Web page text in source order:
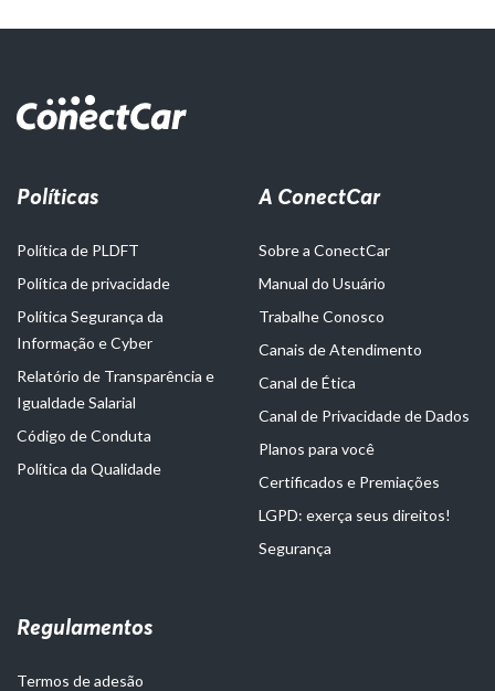
Políticas
Política de PLDFT
Política de privacidade
Política Segurança da
Informação e Cyber
Relatório de Transparência e
Igualdade Salarial
Código de Conduta
Política da Qualidade
A ConectCar
Sobre a ConectCar
Manual do Usuário
Trabalhe Conosco
Canais de Atendimento
Canal de Ética
Canal de Privacidade de Dados
Planos para você
Certificados e Premiações
LGPD: exerça seus direitos!
Segurança
Regulamentos
Termos de adesão